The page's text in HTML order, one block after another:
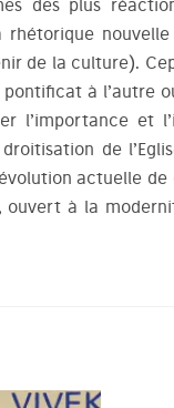
des plus
de la culture).
à l’autre
l’importance et
de
actuelle
ouvert à la